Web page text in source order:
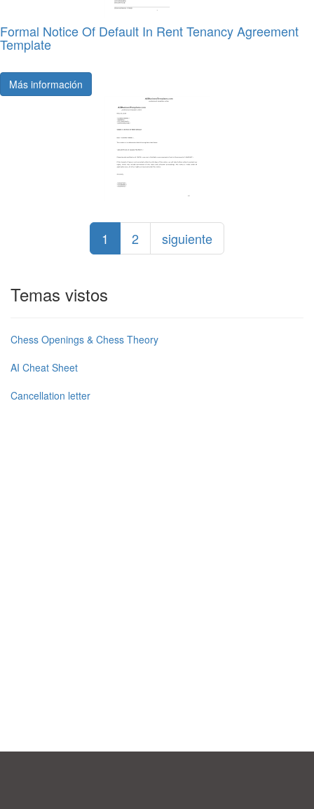
Formal Notice Of Default In Rent Tenancy Agreement
Template
Más información
1 2 siguiente
Temas vistos
Chess Openings & Chess Theory
AI Cheat Sheet
Cancellation letter